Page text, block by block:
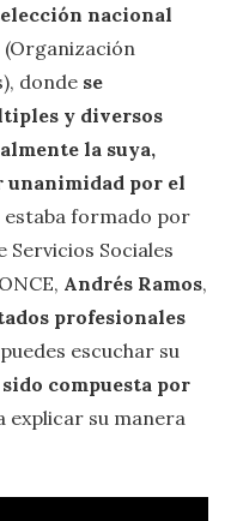
nacional
(Organización
donde se
y diversos
la suya,
unanimidad por el
estaba formado por
Sociales
Andrés Ramos,
profesionales
escuchar su
compuesta por
explicar su manera